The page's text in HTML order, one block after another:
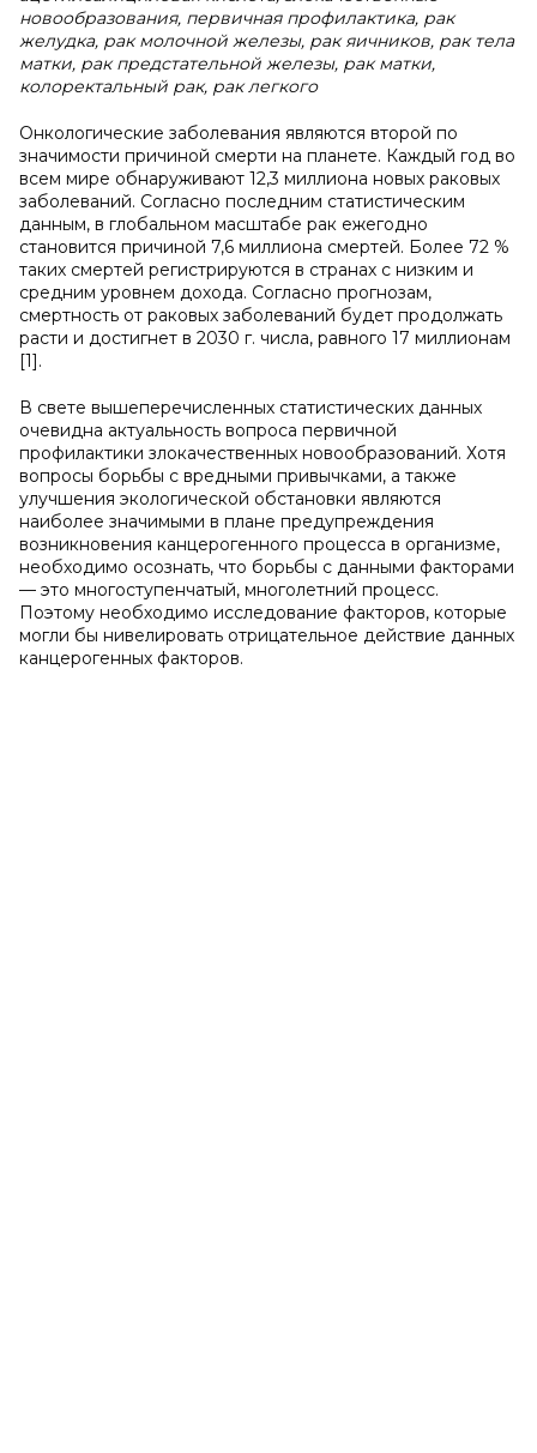
новообразования, первичная профилактика, рак
желудка, рак молочной железы, рак яичников, рак тела
матки, рак предстательной железы, рак матки,
колоректальный рак, рак легкого
Онкологические заболевания являются второй по
значимости причиной смерти на планете. Каждый год во
всем мире обнаруживают 12,3 миллиона новых раковых
заболеваний. Согласно последним статистическим
данным, в глобальном масштабе рак ежегодно
становится причиной 7,6 миллиона смертей. Более 72 %
таких смертей регистрируются в странах с низким и
средним уровнем дохода. Согласно прогнозам,
смертность от раковых заболеваний будет продолжать
расти и достигнет в 2030 г. числа, равного 17 миллионам
[1].
В свете вышеперечисленных статистических данных
очевидна актуальность вопроса первичной
профилактики злокачественных новообразований. Хотя
вопросы борьбы с вредными привычками, а также
улучшения экологической обстановки являются
наиболее значимыми в плане предупреждения
возникновения канцерогенного процесса в организме,
необходимо осознать, что борьбы с данными факторами
— это многоступенчатый, многолетний процесс.
Поэтому необходимо исследование факторов, которые
могли бы нивелировать отрицательное действие данных
канцерогенных факторов.